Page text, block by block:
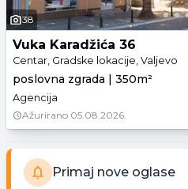
38
Vuka Karadžića 36
Centar, Gradske lokacije, Valjevo
poslovna zgrada | 350m²
Agencija
Ažurirano 05.08.2026.
Primaj nove oglase